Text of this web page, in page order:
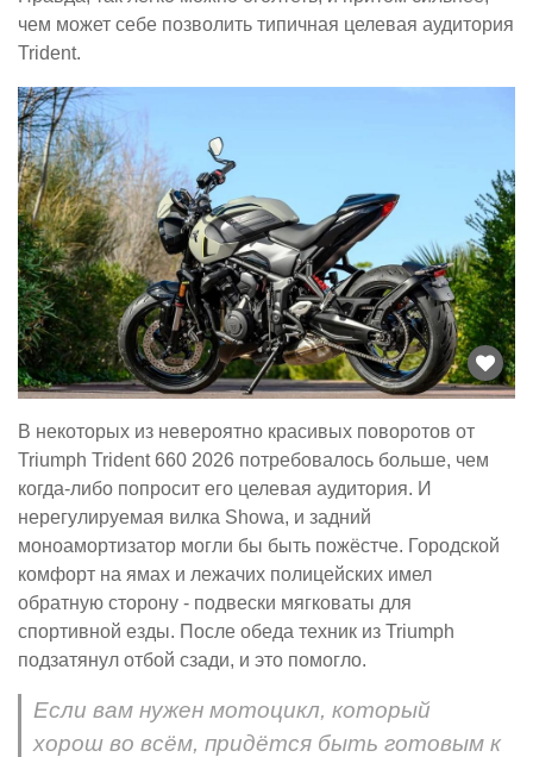
чем может себе позволить типичная целевая аудитория
Trident.
В некоторых из невероятно красивых поворотов от
Triumph Trident 660 2026 потребовалось больше, чем
когда-либо попросит его целевая аудитория. И
нерегулируемая вилка Showa, и задний
моноамортизатор могли бы быть пожёстче. Городской
комфорт на ямах и лежачих полицейских имел
обратную сторону - подвески мягковаты для
спортивной езды. После обеда техник из Triumph
подзатянул отбой сзади, и это помогло.
Если вам нужен мотоцикл, который
хорош во всём, придётся быть готовым к